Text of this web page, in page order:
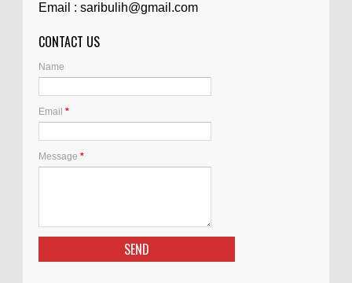
Email : saribulih@gmail.com
CONTACT US
Name
Email *
Message *